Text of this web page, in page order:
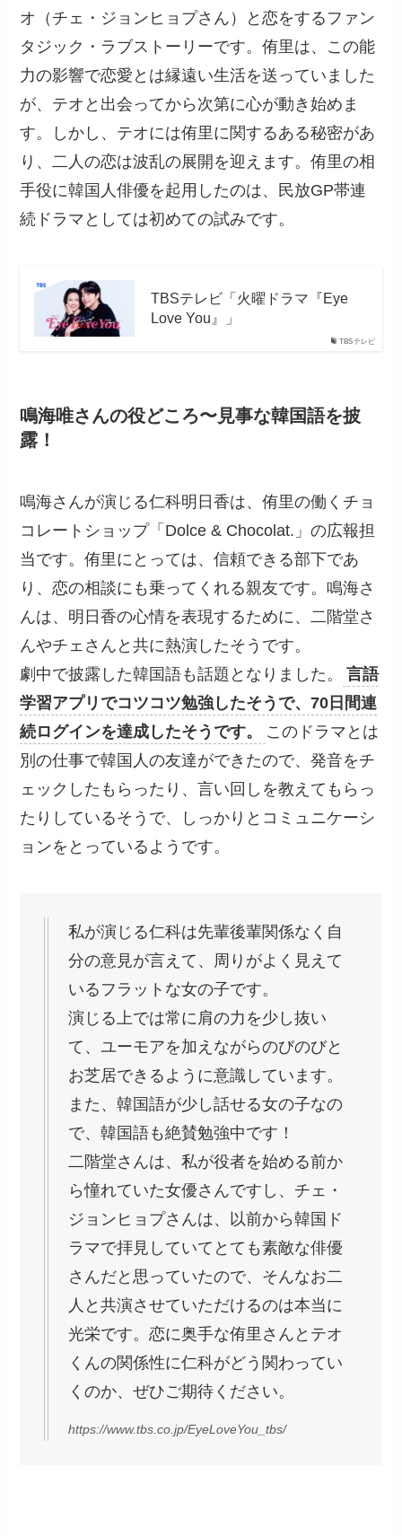
オ（チェ・ジョンヒョプさん）と恋をするファン
タジック・ラブストーリーです。侑里は、この能
力の影響で恋愛とは縁遠い生活を送っていました
が、テオと出会ってから次第に心が動き始めま
す。しかし、テオには侑里に関するある秘密があ
り、二人の恋は波乱の展開を迎えます。侑里の相
手役に韓国人俳優を起用したのは、民放GP帯連
続ドラマとしては初めての試みです。
TBSテレビ
TBSテレビ「火曜ドラマ『Eye
Love You』」
鳴海唯さんの役どころ〜見事な韓国語を披
露！
鳴海さんが演じる仁科明日香は、侑里の働くチョ
コレートショップ「Dolce & Chocolat.」の広報担
当です。侑里にとっては、信頼できる部下であ
り、恋の相談にも乗ってくれる親友です。鳴海さ
んは、明日香の心情を表現するために、二階堂さ
んやチェさんと共に熱演したそうです。
劇中で披露した韓国語も話題となりました。
言語
学習アプリでコツコツ勉強したそうで、70日間連
続ログインを達成したそうです。
このドラマとは
別の仕事で韓国人の友達ができたので、発音をチ
ェックしたもらったり、言い回しを教えてもらっ
たりしているそうで、しっかりとコミュニケーシ
ョンをとっているようです。
私が演じる仁科は先輩後輩関係なく自
分の意見が言えて、周りがよく見えて
いるフラットな女の子です。
演じる上では常に肩の力を少し抜い
て、ユーモアを加えながらのびのびと
お芝居できるように意識しています。
また、韓国語が少し話せる女の子なの
で、韓国語も絶賛勉強中です！
二階堂さんは、私が役者を始める前か
ら憧れていた女優さんですし、チェ・
ジョンヒョプさんは、以前から韓国ド
ラマで拝見していてとても素敵な俳優
さんだと思っていたので、そんなお二
人と共演させていただけるのは本当に
光栄です。恋に奥手な侑里さんとテオ
くんの関係性に仁科がどう関わってい
くのか、ぜひご期待ください。
https://www.tbs.co.jp/EyeLoveYou_tbs/